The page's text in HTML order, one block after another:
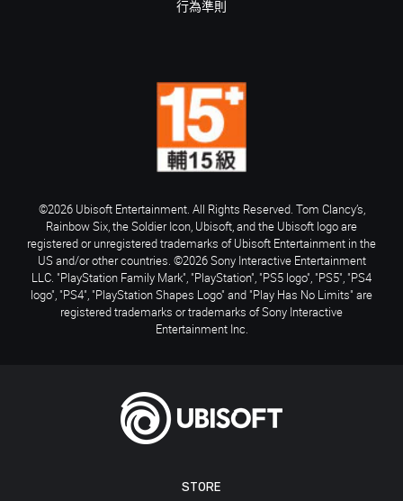
STORE
行為準則
©2026 Ubisoft Entertainment. All Rights Reserved. Tom Clancy’s,
Rainbow Six, the Soldier Icon, Ubisoft, and the Ubisoft logo are
registered or unregistered trademarks of Ubisoft Entertainment in the
US and/or other countries. ©2026 Sony Interactive Entertainment
LLC. "PlayStation Family Mark", "PlayStation", "PS5 logo", "PS5", "PS4
logo", "PS4", "PlayStation Shapes Logo" and "Play Has No Limits" are
registered trademarks or trademarks of Sony Interactive
Entertainment Inc.